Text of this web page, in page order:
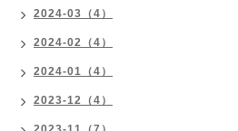
2024-03（4）
2024-02（4）
2024-01（4）
2023-12（4）